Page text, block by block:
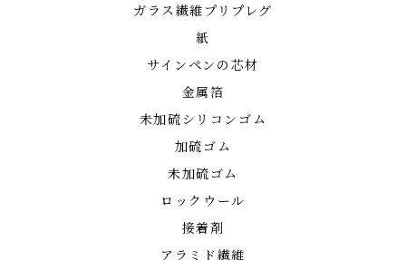
ガラス繊維プリプレグ
紙
サインペンの芯材
金属箔
未加硫シリコンゴム
加硫ゴム
未加硫ゴム
ロックウール
接着剤
アラミド繊維